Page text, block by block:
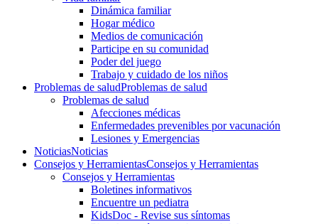
Dinámica familiar
Hogar médico
Medios de comunicación
Participe en su comunidad
Poder del juego
Trabajo y cuidado de los niños
Problemas de saludProblemas de salud
Problemas de salud
Afecciones médicas
Enfermedades prevenibles por vacunación
Lesiones y Emergencias
NoticiasNoticias
Consejos y HerramientasConsejos y Herramientas
Consejos y Herramientas
Boletines informativos
Encuentre un pediatra
KidsDoc - Revise sus síntomas